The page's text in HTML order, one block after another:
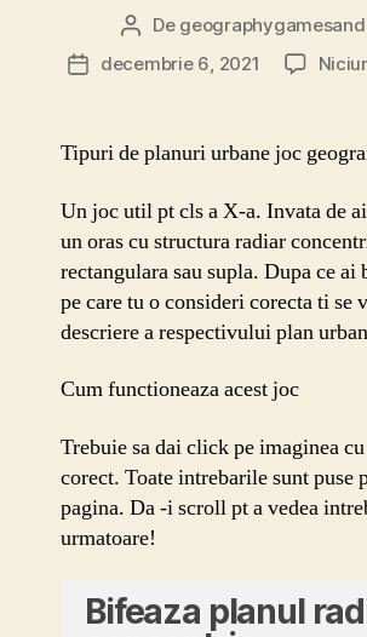
Autor
articol
De
Datădecembrie 6, 2021
Tipuri de planuri urbane joc
Un joc util pt cls a X-a. Invata de
un oras cu structura radiar
rectangulara sau supla. Dupa ce
pe care tu o consideri corecta ti se
descriere a respectivului plan
Cum functioneaza acest joc
Trebuie sa dai click pe imaginea
corect. Toate intrebarile sunt puse
pagina. Da -i scroll pt a vedea
urmatoare!
Bifeaza planul